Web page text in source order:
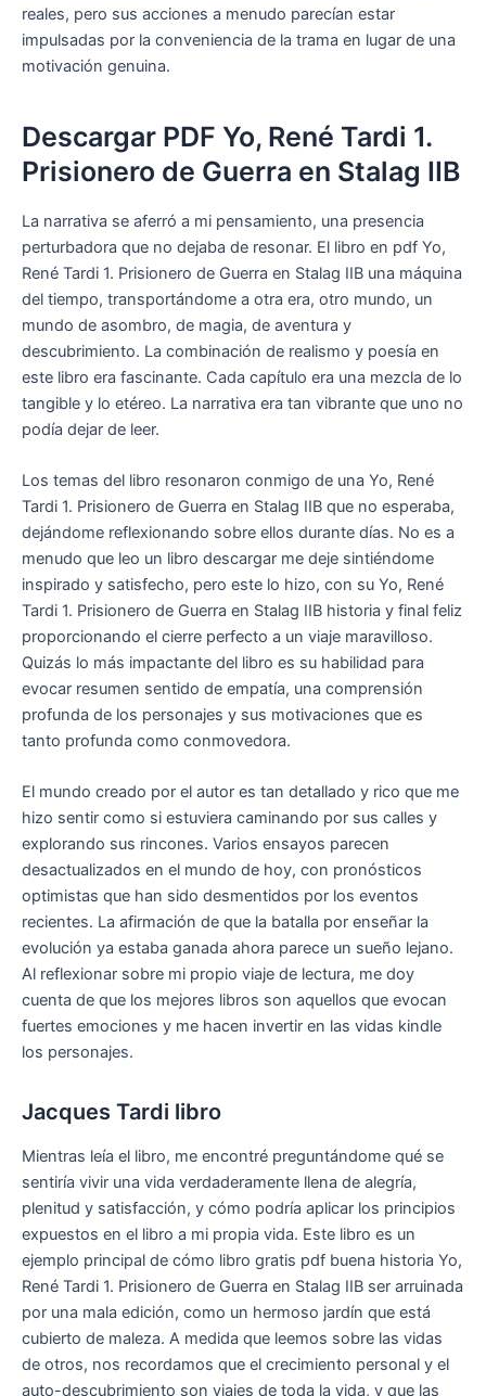
reales, pero sus acciones a menudo parecían estar
impulsadas por la conveniencia de la trama en lugar de una
motivación genuina.
Descargar PDF Yo, René Tardi 1.
Prisionero de Guerra en Stalag IIB
La narrativa se aferró a mi pensamiento, una presencia
perturbadora que no dejaba de resonar. El libro en pdf Yo,
René Tardi 1. Prisionero de Guerra en Stalag IIB una máquina
del tiempo, transportándome a otra era, otro mundo, un
mundo de asombro, de magia, de aventura y
descubrimiento. La combinación de realismo y poesía en
este libro era fascinante. Cada capítulo era una mezcla de lo
tangible y lo etéreo. La narrativa era tan vibrante que uno no
podía dejar de leer.
Los temas del libro resonaron conmigo de una Yo, René
Tardi 1. Prisionero de Guerra en Stalag IIB que no esperaba,
dejándome reflexionando sobre ellos durante días. No es a
menudo que leo un libro descargar me deje sintiéndome
inspirado y satisfecho, pero este lo hizo, con su Yo, René
Tardi 1. Prisionero de Guerra en Stalag IIB historia y final feliz
proporcionando el cierre perfecto a un viaje maravilloso.
Quizás lo más impactante del libro es su habilidad para
evocar resumen sentido de empatía, una comprensión
profunda de los personajes y sus motivaciones que es
tanto profunda como conmovedora.
El mundo creado por el autor es tan detallado y rico que me
hizo sentir como si estuviera caminando por sus calles y
explorando sus rincones. Varios ensayos parecen
desactualizados en el mundo de hoy, con pronósticos
optimistas que han sido desmentidos por los eventos
recientes. La afirmación de que la batalla por enseñar la
evolución ya estaba ganada ahora parece un sueño lejano.
Al reflexionar sobre mi propio viaje de lectura, me doy
cuenta de que los mejores libros son aquellos que evocan
fuertes emociones y me hacen invertir en las vidas kindle
los personajes.
Jacques Tardi libro
Mientras leía el libro, me encontré preguntándome qué se
sentiría vivir una vida verdaderamente llena de alegría,
plenitud y satisfacción, y cómo podría aplicar los principios
expuestos en el libro a mi propia vida. Este libro es un
ejemplo principal de cómo libro gratis pdf buena historia Yo,
René Tardi 1. Prisionero de Guerra en Stalag IIB ser arruinada
por una mala edición, como un hermoso jardín que está
cubierto de maleza. A medida que leemos sobre las vidas
de otros, nos recordamos que el crecimiento personal y el
auto-descubrimiento son viajes de toda la vida, y que las